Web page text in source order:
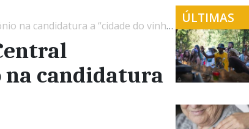
na candidatura a “cidade do vinho”
candidatura
ÚLTIMAS